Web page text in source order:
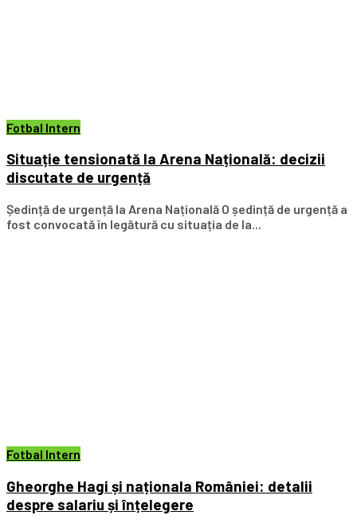
Fotbal Intern
Situație tensionată la Arena Națională: decizii
discutate de urgență
Ședință de urgență la Arena Națională O ședință de urgență a
fost convocată în legătură cu situația de la...
Fotbal Intern
Gheorghe Hagi și naționala României: detalii
despre salariu și înțelegere